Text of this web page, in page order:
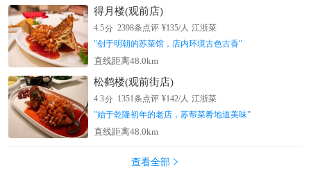
得月楼(观前店)
4.5分 2398条点评 ¥135/人 江浙菜
"创于明朝的苏菜馆，店内环境古色古香"
直线距离48.0km
松鹤楼(观前街店)
4.3分 1351条点评 ¥142/人 江浙菜
"始于乾隆初年的老店，苏帮菜肴地道美味"
直线距离48.0km
查看全部 